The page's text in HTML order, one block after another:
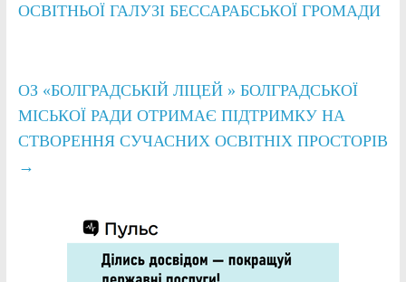
ОСВІТНЬОЇ ГАЛУЗІ БЕССАРАБСЬКОЇ ГРОМАДИ
ОЗ «БОЛГРАДСЬКІЙ ЛІЦЕЙ » БОЛГРАДСЬКОЇ
МІСЬКОЇ РАДИ ОТРИМАЄ ПІДТРИМКУ НА
СТВОРЕННЯ СУЧАСНИХ ОСВІТНІХ ПРОСТОРІВ
→